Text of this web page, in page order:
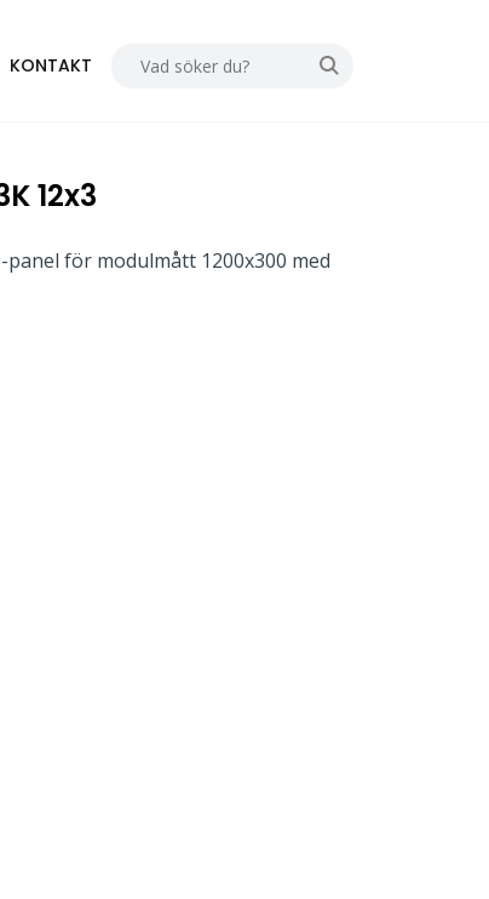
KONTAKT
12x3
för modulmått 1200x300 med